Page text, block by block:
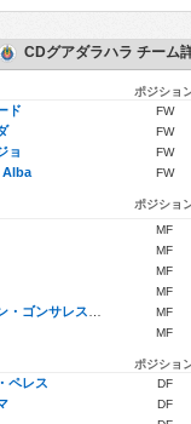
CDグアダラハラ チーム
ポジショ
ド FW
FW
ョ
FW
Alba
FW
ポジショ
MF
MF
MF
MF
サレス・ピネダ
MF
MF
ポジショ
ペレス DF
DF